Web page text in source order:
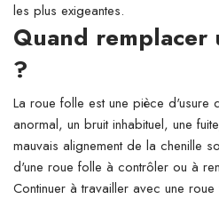
les plus exigeantes.
Quand
?
La roue folle est une pièce d'usure
anormal, un bruit inhabituel, une
mauvais alignement de la chenille
d'une roue folle à contrôler ou à
Continuer à travailler avec une